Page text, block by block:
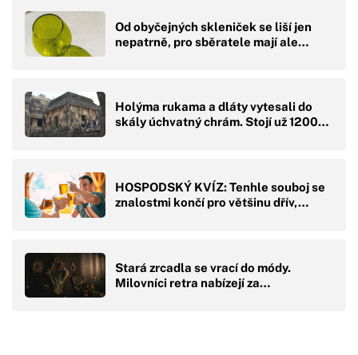
Od obyčejných skleniček se liší jen
nepatrně, pro sběratele mají ale…
Holýma rukama a dláty vytesali do
skály úchvatný chrám. Stojí už 1200…
HOSPODSKÝ KVÍZ: Tenhle souboj se
znalostmi končí pro většinu dřív,…
Stará zrcadla se vrací do módy.
Milovníci retra nabízejí za…